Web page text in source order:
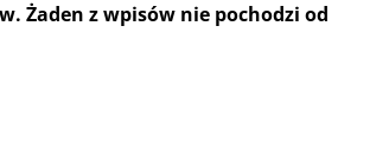
Żaden z wpisów nie pochodzi od